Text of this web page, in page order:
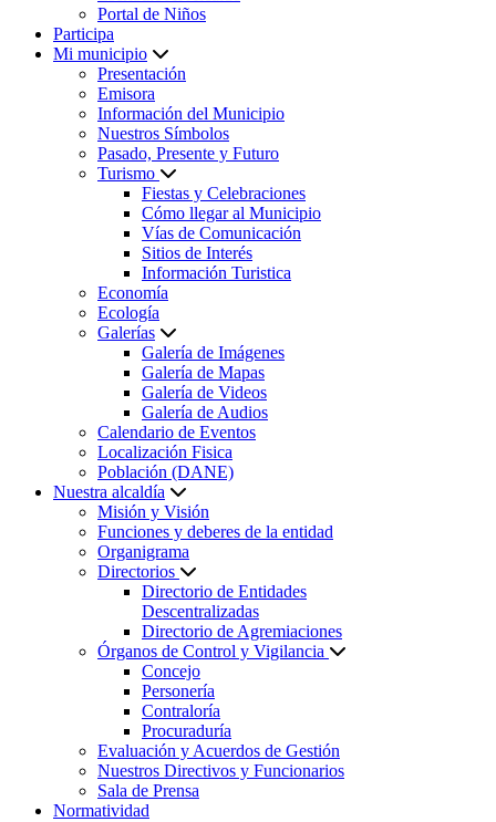
Portal de Niños
Participa
Mi municipio
Presentación
Emisora
Información del Municipio
Nuestros Símbolos
Pasado, Presente y Futuro
Turismo
Fiestas y Celebraciones
Cómo llegar al Municipio
Vías de Comunicación
Sitios de Interés
Información Turistica
Economía
Ecología
Galerías
Galería de Imágenes
Galería de Mapas
Galería de Videos
Galería de Audios
Calendario de Eventos
Localización Fisica
Población (DANE)
Nuestra alcaldía
Misión y Visión
Funciones y deberes de la entidad
Organigrama
Directorios
Directorio de Entidades
Descentralizadas
Directorio de Agremiaciones
Órganos de Control y Vigilancia
Concejo
Personería
Contraloría
Procuraduría
Evaluación y Acuerdos de Gestión
Nuestros Directivos y Funcionarios
Sala de Prensa
Normatividad